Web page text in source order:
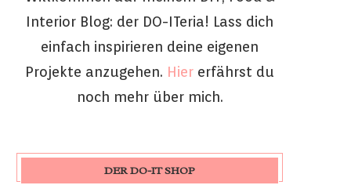
Interior Blog: der DO-ITeria! Lass dich
einfach inspirieren deine eigenen
Projekte anzugehen. Hier erfährst du
noch mehr über mich.
DER DO-IT SHOP